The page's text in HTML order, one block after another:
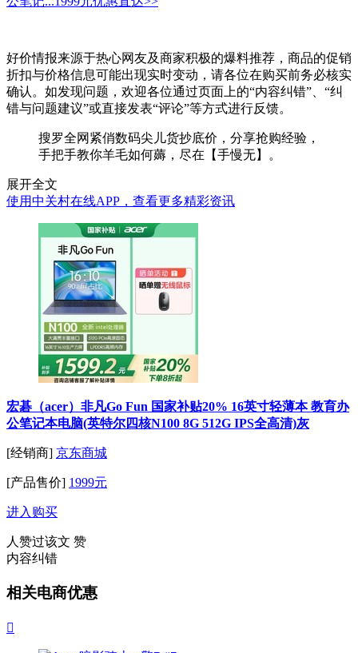
好价情报来源于热心网友及商家积极的爆料推荐，商品的促销
折扣与价格信息可能出现实时变动，请各位在购买前务必核实
确认。如发现问题，欢迎各位通过页面上的“内容纠错”、“纠
错与问题建议”或直接发表“评论”等方式进行反馈。
搜罗全网紧俏数码尖儿货抄底价，分享抢购经验，
手把手教你羊毛如何薅，尽在【手慢无】。
展开全文
使用中关村在线APP，查看更多精彩资讯
宏碁（acer）非凡Go Fun 国家补贴20% 16英寸轻薄本 教育办
公笔记本电脑(英特尔四核N100 8G 512G IPS全高清)灰
[经销商] 京东商城
[产品售价] 1999元
进入购买
人赞过该文 赞
内容纠错
相关电商优惠
